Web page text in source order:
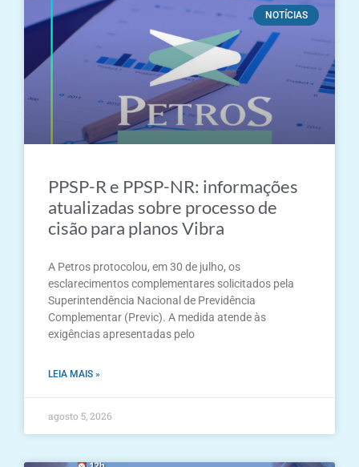
NOTÍCIAS
PPSP-R e PPSP-NR: informações
atualizadas sobre processo de
cisão para planos Vibra
A Petros protocolou, em 30 de julho, os
esclarecimentos complementares solicitados pela
Superintendência Nacional de Previdência
Complementar (Previc). A medida atende às
exigências apresentadas pelo
LEIA MAIS »
agosto 5, 2026